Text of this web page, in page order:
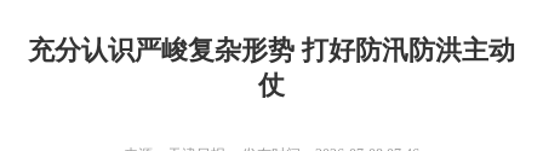
充分认识严峻复杂形势 打好防汛防洪主动
仗